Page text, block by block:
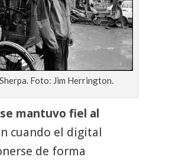
Foto: Jim Herrington.
se mantuvo fiel al
cuando el digital
de forma